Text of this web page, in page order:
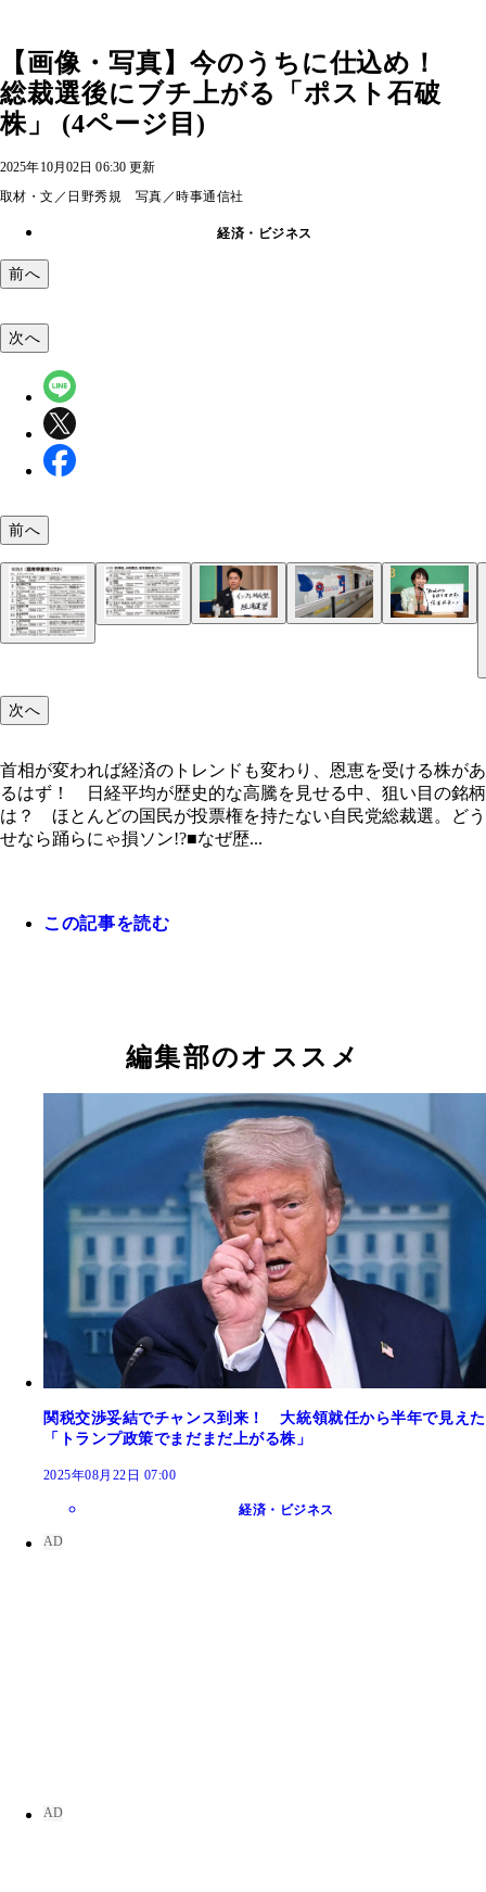
【画像・写真】今のうちに仕込め！
総裁選後にブチ上がる「ポスト石破
株」 (4ページ目)
2025年10月02日 06:30 更新
取材・文／日野秀規 写真／時事通信社
経済・ビジネス
前へ
《小泉進次郎株リスト》
《高市早苗株リスト》
大阪・関西万博の盛況を受け、西日本旅客鉄道（
本）の業績は好調。来春の運賃改定で、さらなる
次へ
前へ
次へ
首相が変われば経済のトレンドも変わり、恩恵を受ける株があ
るはず！ 日経平均が歴史的な高騰を見せる中、狙い目の銘柄
は？ ほとんどの国民が投票権を持たない自民党総裁選。どう
せなら踊らにゃ損ソン!?■なぜ歴...
この記事を読む
編集部のオススメ
関税交渉妥結でチャンス到来！ 大統領就任から半年で見えた
「トランプ政策でまだまだ上がる株」
2025年08月22日 07:00
経済・ビジネス